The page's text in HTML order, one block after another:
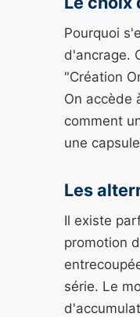
Pourquoi
d'ancrage.
"Création
On accède
comment
une
Les
Il existe
promotion
série. Le